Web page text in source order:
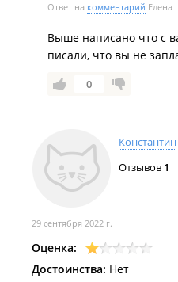
Ответ на комментарий Елена
Выше написано что с
писали, что вы не
0
Константин
Отзывов 1
29 сентября 2022 г.
Оценка:
Достоинства: Нет